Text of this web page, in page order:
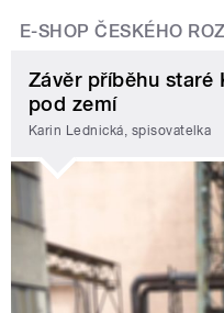
E-SHOP ČESKÉHO
Závěr příběhu staré
pod zemí
Karin Lednická, spisovatelka